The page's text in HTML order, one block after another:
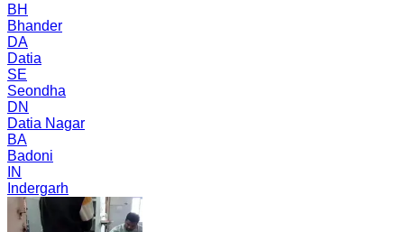
BH
Bhander
DA
Datia
SE
Seondha
DN
Datia Nagar
BA
Badoni
IN
Indergarh